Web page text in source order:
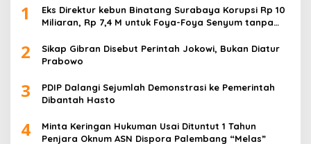
1
Eks Direktur kebun Binatang Surabaya Korupsi Rp 10
Miliaran, Rp 7,4 M untuk Foya-Foya Senyum tanpa
2
Sikap Gibran Disebut Perintah Jokowi, Bukan Diatur
Prabowo
3
PDIP Dalangi Sejumlah Demonstrasi ke Pemerintah
Dibantah Hasto
4
Minta Keringan Hukuman Usai Dituntut 1 Tahun
Penjara Oknum ASN Dispora Palembang “Melas”